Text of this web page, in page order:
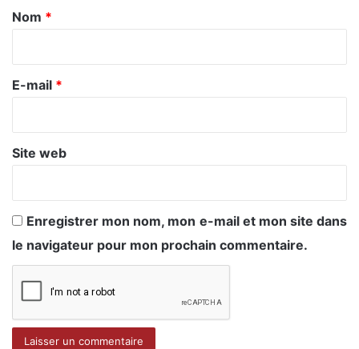
a
e
Nom *
E-mail *
Site web
Enregistrer mon nom, mon e-mail et mon site dans
le navigateur pour mon prochain commentaire.